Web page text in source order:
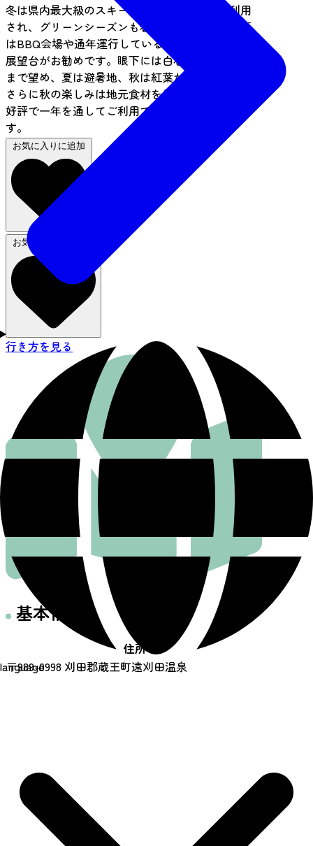
language
冬は県内最大級のスキー場として多くの方に利用
され、グリーンシーズンも春はすいせん祭り、夏
はBBQ会場や通年運行しているゴンドラリフトで
展望台がお勧めです。眼下には白石から牡鹿半島
まで望め、夏は避暑地、秋は紅葉が楽しめます。
さらに秋の楽しみは地元食材を使ったいも煮会が
好評で一年を通してご利用できる施設となりま
す。
お気に入りに追加
お気に入りから削除
行き方を見る
基本情報
住所
〒989-0998 刈田郡蔵王町遠刈田温泉